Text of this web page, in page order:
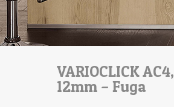
VARIOCLICK AC4,
12mm – Fuga